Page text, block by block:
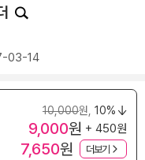
03-14
10,000원, 10%
9,000원 + 450원
7,650원 더보기